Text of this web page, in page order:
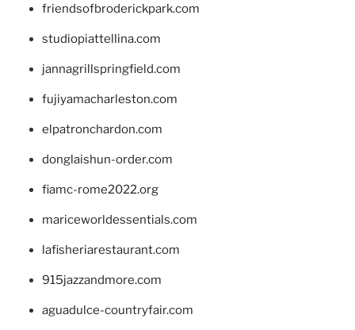
friendsofbroderickpark.com
studiopiattellina.com
jannagrillspringfield.com
fujiyamacharleston.com
elpatronchardon.com
donglaishun-order.com
fiamc-rome2022.org
mariceworldessentials.com
lafisheriarestaurant.com
915jazzandmore.com
aguadulce-countryfair.com